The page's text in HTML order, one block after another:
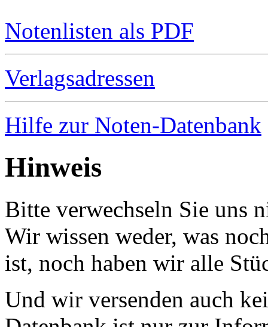
Notenlisten als PDF
Verlagsadressen
Hilfe zur Noten-Datenbank
Hinweis
Bitte verwechseln Sie uns
Wir wissen weder, was
ist, noch haben wir alle
Und wir versenden auch